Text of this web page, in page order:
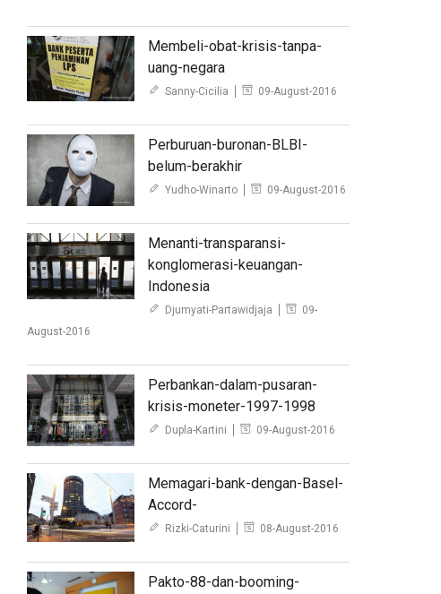
Membeli-obat-krisis-tanpa-
uang-negara
Sanny-Cicilia 09-August-2016
Perburuan-buronan-BLBI-
belum-berakhir
Yudho-Winarto 09-August-2016
Menanti-transparansi-
konglomerasi-keuangan-
Indonesia
Djumyati-Partawidjaja
09-
August-2016
Perbankan-dalam-pusaran-
krisis-moneter-1997-1998
Dupla-Kartini 09-August-2016
Memagari-bank-dengan-Basel-
Accord-
Rizki-Caturini 08-August-2016
Pakto-88-dan-booming-